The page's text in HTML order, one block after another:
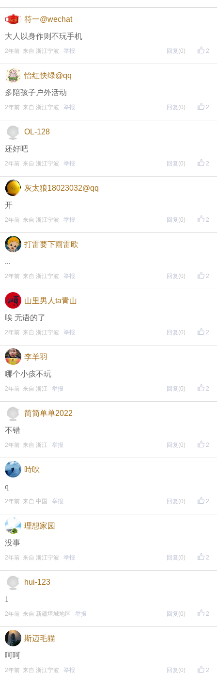
• 参与方式
一、评论主题内容即可领取红包！
二、分享主题帖，阅读数达到5个即可领取红包！
↓）
方式一：iOS已经上线，请大家在苹果手机APP Store页
面搜索下载
方式二 ：安卓系统已经上线，请大家在安卓应用市场
页面搜索下载
东方热线APP新版本功能具体可参见【
全新上线！这些新功能你了解吗？
即可查看https://bbs.cnool.net/10733168.html
• 友情提醒
（重要的事情说三遍）
评论主题内容即可领取红包！
期待每晚8点，与您不见不散！
另外，欢迎加入东方热线粉丝群！
只能扫描加入（不能识别二维码加入哦），
符一@wechat
大人以身作则不玩手机
2
2年前 来自 浙江宁波 举报 回复 (0)
怡红快绿@qq
多陪孩子户外活动
2
2年前 来自 浙江宁波 举报 回复 (0)
OL-128
还好吧
2
2年前 来自 浙江宁波 举报 回复 (0)
灰太狼18023032@qq
开
2
2年前 来自 浙江宁波 举报 回复 (0)
打雷要下雨雷欧
...
2
2年前 来自 浙江宁波 举报 回复 (0)
山里男人ta青山
唉 无语的了
2
2年前 来自 浙江宁波 举报 回复 (0)
李羊羽
哪个小孩不玩
2
2年前 来自 浙江 举报 回复 (0)
简简单单2022
不错
2
2年前 来自 浙江 举报 回复 (0)
時炚
q
2
2年前 来自 中国 举报 回复 (0)
理想家园
没事
2
2年前 来自 浙江宁波 举报 回复 (0)
hui-123
1
2
2年前 来自 新疆塔城地区 举报 回复 (0)
斯迈毛猫
呵呵
2
2年前 来自 浙江宁波 举报 回复 (0)